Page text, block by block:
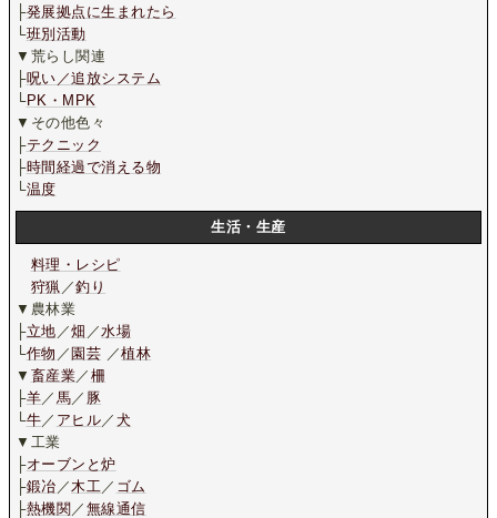
├発展拠点に生まれたら
└班別活動
▼荒らし関連
├呪い／追放システム
└PK・MPK
▼その他色々
├テクニック
├時間経過で消える物
└温度
生活・生産
料理・レシピ
狩猟 ／釣り
▼農林業
├立地 ／畑 ／水場
└作物 ／ 園芸 ／植林
▼ 畜産業 ／ 柵
├羊 ／ 馬 ／ 豚
└牛 ／ アヒル ／ 犬
▼工業
├オーブンと炉
├鍛冶 ／ 木工 ／ ゴム
├熱機関 ／ 無線通信